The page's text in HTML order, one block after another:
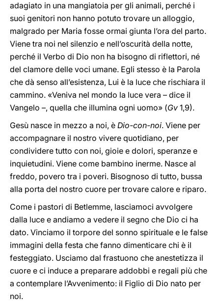
adagiato in una mangiatoia per gli animali, perché i
suoi genitori non hanno potuto trovare un alloggio,
malgrado per Maria fosse ormai giunta l’ora del parto.
Viene tra noi nel silenzio e nell’oscurità della notte,
perché il Verbo di Dio non ha bisogno di riflettori, né
del clamore delle voci umane. Egli stesso è la Parola
che dà senso all’esistenza, Lui è la luce che rischiara il
cammino. «Veniva nel mondo la luce vera – dice il
Vangelo –, quella che illumina ogni uomo» (Gv 1,9).
Gesù nasce in mezzo a noi, è Dio-con-noi. Viene per
accompagnare il nostro vivere quotidiano, per
condividere tutto con noi, gioie e dolori, speranze e
inquietudini. Viene come bambino inerme. Nasce al
freddo, povero tra i poveri. Bisognoso di tutto, bussa
alla porta del nostro cuore per trovare calore e riparo.
Come i pastori di Betlemme, lasciamoci avvolgere
dalla luce e andiamo a vedere il segno che Dio ci ha
dato. Vinciamo il torpore del sonno spirituale e le false
immagini della festa che fanno dimenticare chi è il
festeggiato. Usciamo dal frastuono che anestetizza il
cuore e ci induce a preparare addobbi e regali più che
a contemplare l’Avvenimento: il Figlio di Dio nato per
noi.